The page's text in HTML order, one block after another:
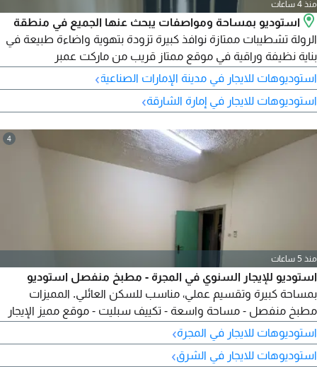
منذ 4 ساعات
استوديو بمساحة ومواصفات يبحث عنها الجميع في منطقة
الرولة تشطيبات ممتازة نوافذ كبيرة تزودة بتهوية واضاءة طبيعة في
بناية نظيفة وراقية في موقع ممتاز قريب من ماركت عمبر
ومستشفى رويال وموقف الحافلات وكل الخدمات حولك مع مخرج
سهل لدبي وعجمان بسعر 16996 مع تسهيلات في السداد تصل الى
6 دفعات وصيانة كاملة على المالك 1
استوديوهات للايجار في مدينة الإمارات الصناعية›
استوديوهات للايجار في إمارة الشارقة›
4
منذ 5 ساعات
استوديو للإيجار السنوي في المجرة - مطبخ منفصل استوديو
بمساحة كبيرة وتقسيم عملي، مناسب للسكن العائلي. المميزات
مطبخ منفصل - مساحة واسعة - تكييف سبليت - موقع مميز الإيجار
السنوي 18000 درهم الدفع 4 دفعات للتواصل والحجز
استوديوهات للايجار في المجرة›
استوديوهات للايجار في الشرق›